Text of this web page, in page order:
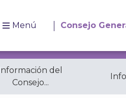
Menú Consejo
del
Consejo...